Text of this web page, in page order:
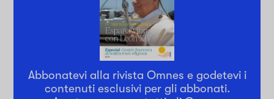
Abbonatevi alla rivista Omnes e godetevi i
contenuti esclusivi per gli abbonati.